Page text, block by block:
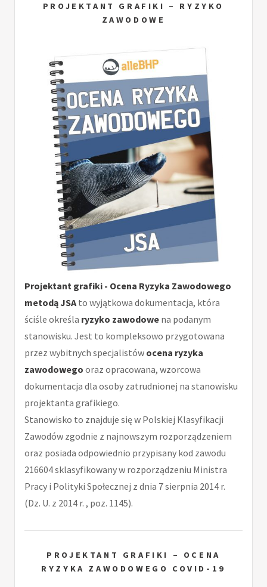
PROJEKTANT GRAFIKI – RYZYKO
ZAWODOWE
Projektant grafiki - Ocena Ryzyka Zawodowego
metodą JSA to wyjątkowa dokumentacja, która
ściśle określa ryzyko zawodowe na podanym
stanowisku. Jest to kompleksowo przygotowana
przez wybitnych specjalistów ocena ryzyka
zawodowego oraz opracowana, wzorcowa
dokumentacja dla osoby zatrudnionej na stanowisku
projektanta grafikiego.
Stanowisko to znajduje się w Polskiej Klasyfikacji
Zawodów zgodnie z najnowszym rozporządzeniem
oraz posiada odpowiednio przypisany kod zawodu
216604 sklasyfikowany w rozporządzeniu Ministra
Pracy i Polityki Społecznej z dnia 7 sierpnia 2014 r.
(Dz. U. z 2014 r. , poz. 1145).
PROJEKTANT GRAFIKI – OCENA
RYZYKA ZAWODOWEGO COVID-19